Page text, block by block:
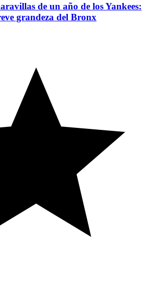
de un año de los Yankees:
grandeza del Bronx